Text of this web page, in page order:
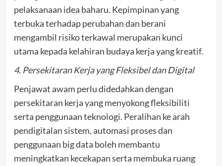
pelaksanaan idea baharu. Kepimpinan yang
terbuka terhadap perubahan dan berani
mengambil risiko terkawal merupakan kunci
utama kepada kelahiran budaya kerja yang kreatif.
4. Persekitaran Kerja yang Fleksibel dan Digital
Penjawat awam perlu didedahkan dengan
persekitaran kerja yang menyokong fleksibiliti
serta penggunaan teknologi. Peralihan ke arah
pendigitalan sistem, automasi proses dan
penggunaan big data boleh membantu
meningkatkan kecekapan serta membuka ruang